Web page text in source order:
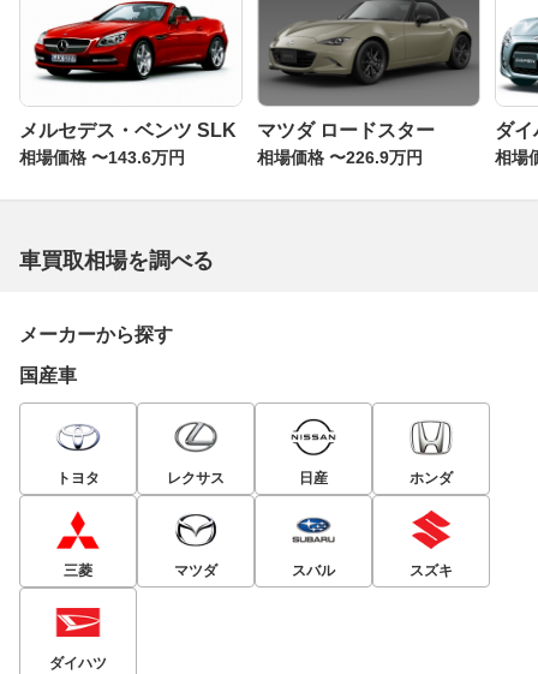
メルセデス・ベンツ SLK
相場価格 〜143.6万円
マツダ ロードスター
相場価格 〜226.9万円
ダイ
相場
車買取相場を調べる
メーカーから探す
国産車
トヨタ レクサス 日産 ホンダ
三菱 マツダ スバル スズキ
ダイハツ